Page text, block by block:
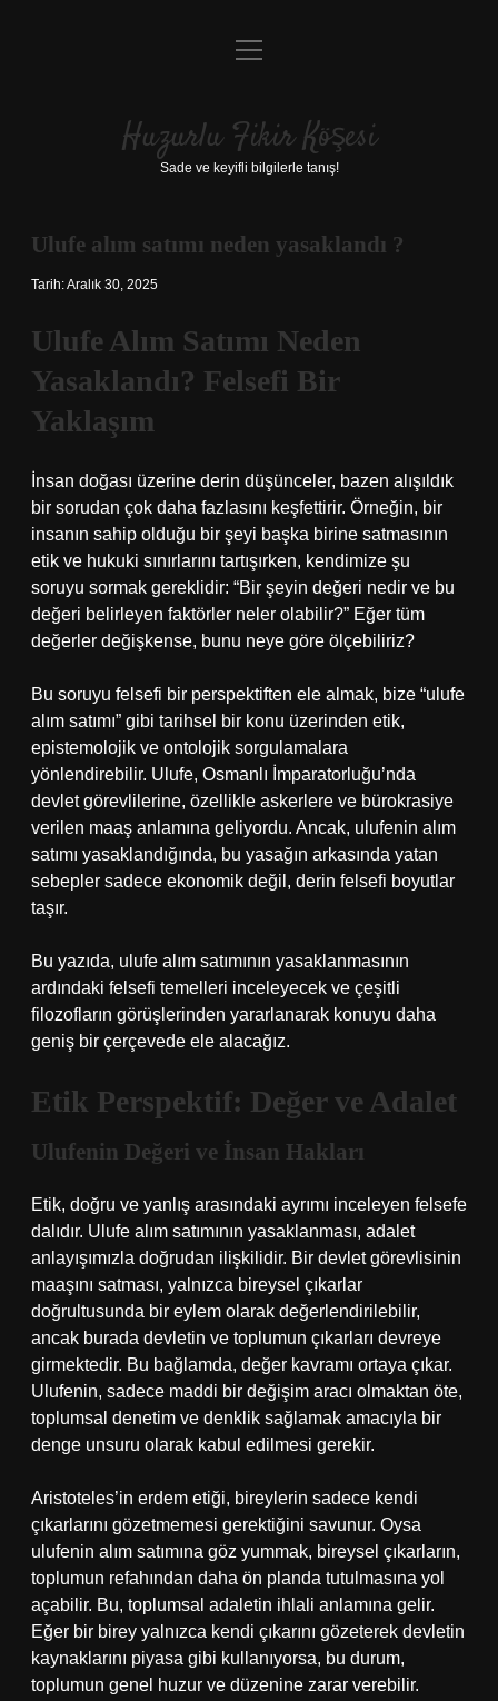
Anasayfa
Yasal Uyarı
menüyü
Huzurlu Fikir Köşesi
Sade ve keyifli bilgilerle tanış!
Ulufe alım satımı neden yasaklandı ?
Tarih: Aralık 30, 2025
Ulufe Alım Satımı Neden
Yasaklandı? Felsefi Bir
Yaklaşım
İnsan doğası üzerine derin düşünceler, bazen alışıldık
bir sorudan çok daha fazlasını keşfettirir. Örneğin, bir
insanın sahip olduğu bir şeyi başka birine satmasının
etik ve hukuki sınırlarını tartışırken, kendimize şu
soruyu sormak gereklidir: “Bir şeyin değeri nedir ve bu
değeri belirleyen faktörler neler olabilir?” Eğer tüm
değerler değişkense, bunu neye göre ölçebiliriz?
Bu soruyu felsefi bir perspektiften ele almak, bize “ulufe
alım satımı” gibi tarihsel bir konu üzerinden etik,
epistemolojik ve ontolojik sorgulamalara
yönlendirebilir. Ulufe, Osmanlı İmparatorluğu’nda
devlet görevlilerine, özellikle askerlere ve bürokrasiye
verilen maaş anlamına geliyordu. Ancak, ulufenin alım
satımı yasaklandığında, bu yasağın arkasında yatan
sebepler sadece ekonomik değil, derin felsefi boyutlar
taşır.
Bu yazıda, ulufe alım satımının yasaklanmasının
ardındaki felsefi temelleri inceleyecek ve çeşitli
filozofların görüşlerinden yararlanarak konuyu daha
geniş bir çerçevede ele alacağız.
Etik Perspektif: Değer ve Adalet
Ulufenin Değeri ve İnsan Hakları
Etik, doğru ve yanlış arasındaki ayrımı inceleyen felsefe
dalıdır. Ulufe alım satımının yasaklanması, adalet
anlayışımızla doğrudan ilişkilidir. Bir devlet görevlisinin
maaşını satması, yalnızca bireysel çıkarlar
doğrultusunda bir eylem olarak değerlendirilebilir,
ancak burada devletin ve toplumun çıkarları devreye
girmektedir. Bu bağlamda, değer kavramı ortaya çıkar.
Ulufenin, sadece maddi bir değişim aracı olmaktan öte,
toplumsal denetim ve denklik sağlamak amacıyla bir
denge unsuru olarak kabul edilmesi gerekir.
Aristoteles’in erdem etiği, bireylerin sadece kendi
çıkarlarını gözetmemesi gerektiğini savunur. Oysa
ulufenin alım satımına göz yummak, bireysel çıkarların,
toplumun refahından daha ön planda tutulmasına yol
açabilir. Bu, toplumsal adaletin ihlali anlamına gelir.
Eğer bir birey yalnızca kendi çıkarını gözeterek devletin
kaynaklarını piyasa gibi kullanıyorsa, bu durum,
toplumun genel huzur ve düzenine zarar verebilir.